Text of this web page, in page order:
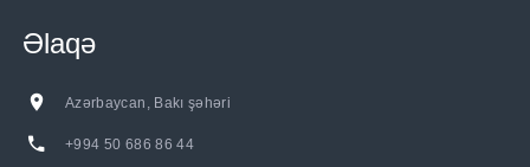
Əlaqə
Azərbaycan, Bakı şəhəri
+994 50 686 86 44